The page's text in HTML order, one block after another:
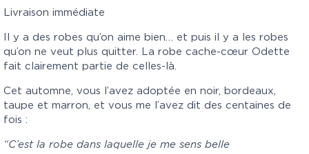
Livraison immédiate
Il y a des robes qu’on aime bien… et puis il y a les robes
qu’on ne veut plus quitter. La robe cache-cœur Odette
fait clairement partie de celles-là.
Cet automne, vous l’avez adoptée en noir, bordeaux,
taupe et marron, et vous me l’avez dit des centaines de
fois :
“C’est la robe dans laquelle je me sens belle